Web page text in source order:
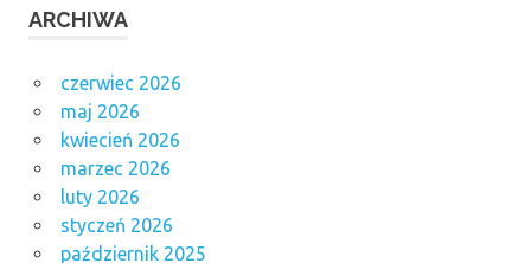
ARCHIWA
czerwiec 2026
maj 2026
kwiecień 2026
marzec 2026
luty 2026
styczeń 2026
październik 2025